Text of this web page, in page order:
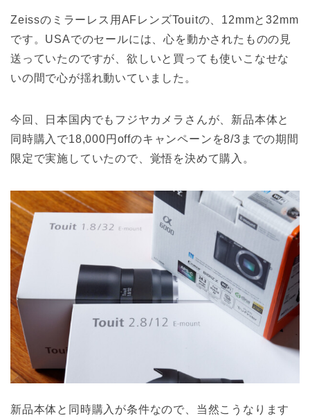
Zeissのミラーレス用AFレンズTouitの、12mmと32mm
です。USAでのセールには、心を動かされたものの見
送っていたのですが、欲しいと買っても使いこなせな
いの間で心が揺れ動いていました。
今回、日本国内でもフジヤカメラさんが、新品本体と
同時購入で18,000円offのキャンペーンを8/3までの期間
限定で実施していたので、覚悟を決めて購入。
新品本体と同時購入が条件なので、当然こうなります